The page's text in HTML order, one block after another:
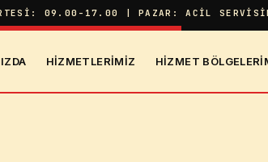
09.00-17.00 | PAZAR: ACIL SERVIS
HIZMETLERIMIZ HIZMET